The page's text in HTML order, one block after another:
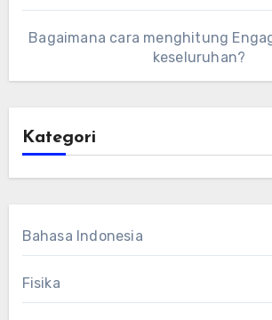
Bagaimana cara menghitung
keseluruhan?
Kategori
Bahasa Indonesia
Fisika